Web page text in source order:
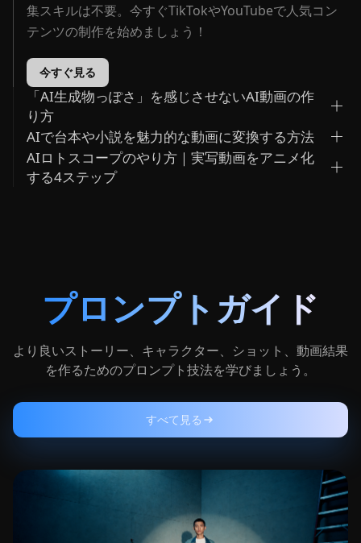
集スキルは不要。今すぐTikTokやYouTubeで人気コン
テンツの制作を始めましょう！
今すぐ見る
「AI生成物っぽさ」を感じさせないAI動画の作
り方
AIで台本や小説を魅力的な動画に変換する方法
AIロトスコープのやり方｜実写動画をアニメ化
する4ステップ
プロンプトガイド
より良いストーリー、キャラクター、ショット、動画結果
を作るためのプロンプト技法を学びましょう。
すべて見る